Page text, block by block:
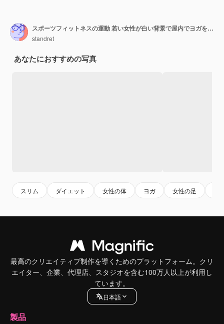
スポーツフィットネスの運動 若い女性が白い背景で屋内でヨガをしています
standret
あなたにおすすめの写真
スリム ダイエット 女性の体 ヨガ 女性の足
最高のクリエイティブ制作を導くためのプラットフォーム。クリ
エイター、企業、代理店、スタジオを含む100万人以上が利用し
ています。
日本語
製品